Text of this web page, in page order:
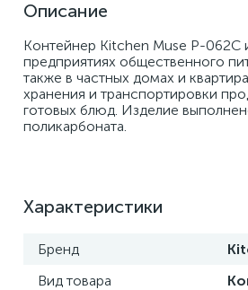
Описание
Контейнер Kitchen Muse P-062C
предприятиях общественного
также в частных домах и
хранения и транспортировки
готовых блюд. Изделие
поликарбоната.
Характеристики
Бренд
Вид товара